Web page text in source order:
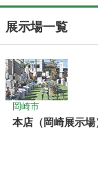
展示場一覧
岡崎市
本店（岡崎展示場